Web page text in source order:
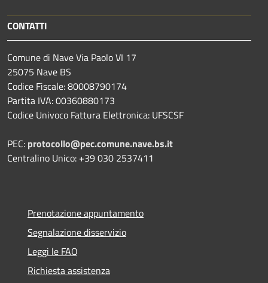
CONTATTI
Comune di Nave Via Paolo VI 17
25075 Nave BS
Codice Fiscale: 80008790174
Partita IVA: 00360880173
Codice Univoco Fattura Elettronica: UFSCSF
PEC: protocollo@pec.comune.nave.bs.it
Centralino Unico: +39 030 2537411
Prenotazione appuntamento
Segnalazione disservizio
Leggi le FAQ
Richiesta assistenza